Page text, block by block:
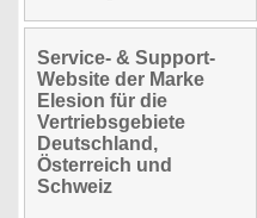
Service- & Support-
Website der Marke
Elesion für die
Vertriebsgebiete
Deutschland,
Österreich und
Schweiz